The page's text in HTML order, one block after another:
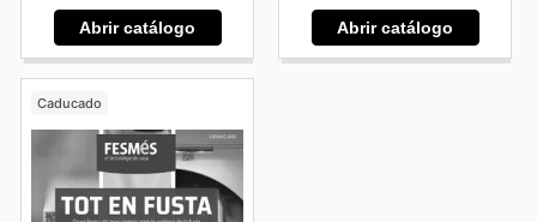
Abrir catálogo Abrir catálogo
Caducado